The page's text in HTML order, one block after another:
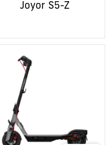
Joyor S5-Z